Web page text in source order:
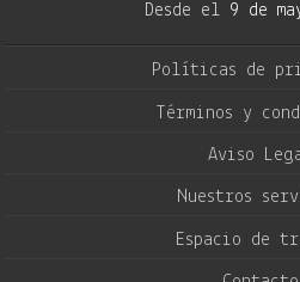
Desde el 9 de
Políticas de
Términos y
Aviso
Nuestros
Espacio de